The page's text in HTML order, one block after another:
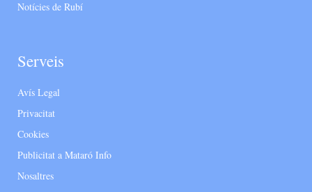
Notícies de Rubí
Serveis
Avís Legal
Privacitat
Cookies
Publicitat a Mataró Info
Nosaltres